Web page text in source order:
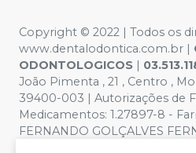
Copyright © 2022 | Todos os
www.dentalodontica.com.br |
ODONTOLOGICOS |
João Pimenta , 21 , Centro ,
39400-003 | Autorizações de
Medicamentos: 1.27897-8 -
FERNANDO GOLÇALVES